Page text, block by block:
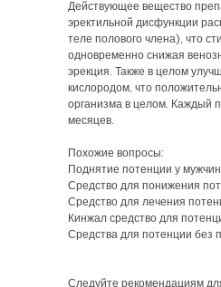
Действующее вещество
эректильной дисфункции
теле полового члена), что
одновременно снижая
эрекция. Также в целом
кислородом, что
организма в целом. Каждый
месяцев.
Похожие вопросы:
Поднятие потенции у
Средство для понижения
Средство для лечения
Кинжал средство для
Средства для потенции без
Следуйте рекомендациям